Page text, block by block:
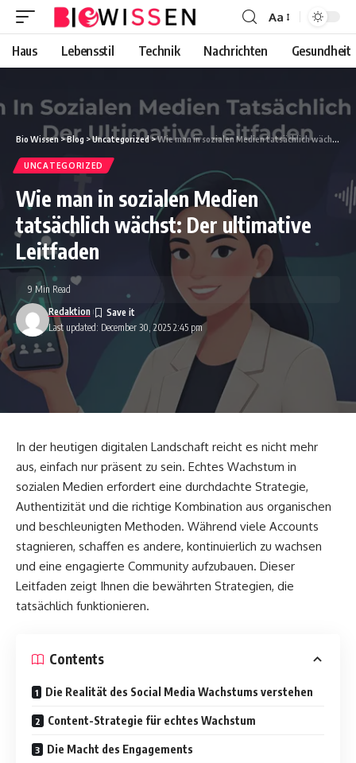
Font
Resizer
Aa
Haus Lebensstil Technik Nachrichten Gesundheit
Bio Wissen>Blog >Uncategorized>Wie man in sozialen Medien tatsächlich wächst: Der ultimative Leitfaden
UNCATEGORIZED
Wie man in sozialen Medien
tatsächlich wächst: Der ultimative
Leitfaden
Last updated: December 30, 2025 2:45 pm
Redaktion
9 Min Read
In der heutigen digitalen Landschaft reicht es nicht mehr
aus, einfach nur präsent zu sein. Echtes Wachstum in
sozialen Medien erfordert eine durchdachte Strategie,
Authentizität und die richtige Kombination aus organischen
und beschleunigten Methoden. Während viele Accounts
stagnieren, schaffen es andere, kontinuierlich zu wachsen
und eine engagierte Community aufzubauen. Dieser
Leitfaden zeigt Ihnen die bewährten Strategien, die
tatsächlich funktionieren.
Contents
Die Realität des Social Media Wachstums verstehen
Content-Strategie für echtes Wachstum
Die Macht des Engagements